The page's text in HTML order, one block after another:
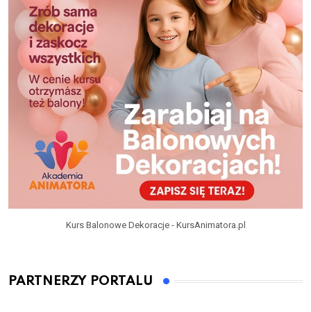
Kurs Balonowe Dekoracje - KursAnimatora.pl
PARTNERZY PORTALU